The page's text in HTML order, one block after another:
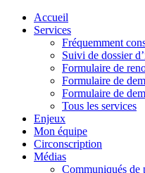
Accueil
Services
Fréquemment
Suivi de dossier
Formulaire de
Formulaire de
Formulaire de
Tous les services
Enjeux
Mon équipe
Circonscription
Médias
Communiqués de